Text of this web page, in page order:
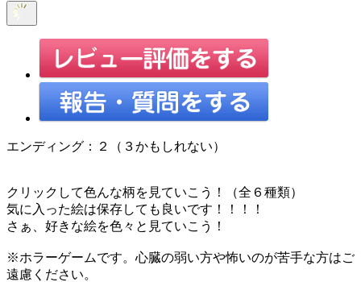
エンディング：２（３かもしれない）
クリックして色んな柄を見ていこう！（全６種類）
気に入った絵は保存しても良いです！！！！
さぁ、好きな絵を色々と見ていこう！
※ホラーゲームです。心臓の弱い方や怖いのが苦手な方はご
遠慮ください。